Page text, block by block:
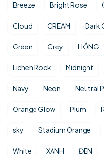
Breeze Bright Rose
Cloud CREAM Dark
Green Grey HỒNG
Lichen Rock Midnight
Navy Neon Neutral
Orange Glow Plum
sky Stadium Orange
White XANH ĐEN